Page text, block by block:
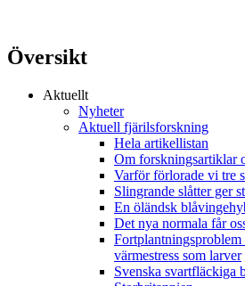
Översikt
Aktuellt
Nyheter
Aktuell fjärilsforskning
Hela artikellistan
Om forskningsartiklar
Varför förlorade vi tre
Slingrande slåtter ger
En öländsk
Det nya normala får
värmestress som larver
Svenska svartfläckiga